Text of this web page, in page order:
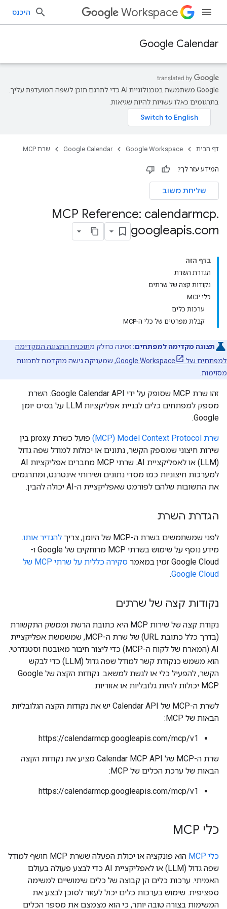
Workspace היכנס
Google Calendar
‫Google משתמשת בטכנולוגיית AI כדי לתרגם תוכן לשפה המועדפת עליך.
בתרגומים כאלו עשויות להיות שגיאות.
דף הבית Google Workspace
Google Calendar שרת MCP
המידע עזר לך?
שליחת משוב
MCP Reference: calendarmcp.
googleapis.com
בדף הזה
הגדרת השרת
נקודות קצה של שרתים
כלי MCP
ערכות כלים
קבלת מפרטים של כלי ה-MCP
תצוגה מקדימה למפתחים: זמינה כחלק מתוכנית התצוגה המקדימה
למפתחים של Google Workspace
, שמעניקה גישה מוקדמת לתכונות
מסוימות.
זהו שרת MCP שסופק על ידי Google Calendar API. השרת
מספק למפתחים כלים לבניית אפליקציות LLM על בסיס יומן
Google.
שרת Model Context Protocol‏ (MCP)
פועל כשרת proxy בין
שירות חיצוני שמספק הקשר, נתונים או יכולות למודל שפה גדול
(LLM) או לאפליקציית AI. שרתי MCP מחברים אפליקציות AI
למערכות חיצוניות כמו מסדי נתונים ושירותי אינטרנט, ומתרגמים
את התשובות שלהם לפורמט שאפליקציית ה-AI יכולה להבין.
הגדרת השרת
לפני שמשתמשים בשרת ה-MCP של היומן, צריך להגדיר אותו.
מידע נוסף על שימוש בשרתי MCP מרוחקים של Google ו-
Google Cloud זמין במאמר
סקירה כללית על שרתי MCP של
Google Cloud
.
נקודות קצה של שרתים
נקודת קצה של שירות MCP היא כתובת הרשת וממשק התקשורת
(בדרך כלל כתובת URL) של שרת ה-MCP, שמשמשת אפליקציית
AI (המארח של לקוח ה-MCP) כדי ליצור חיבור מאובטח וסטנדרטי.
הוא משמש כנקודת קשר למודל שפה גדול (LLM) כדי לבקש
הקשר, להפעיל כלי או לגשת למשאב. נקודות הקצה של Google
MCP יכולות להיות גלובליות או אזוריות.
לשרת ה-MCP של Calendar API יש את נקודות הקצה הגלובליות
הבאות של MCP:
https://calendarmcp.googleapis.com/mcp/v1
שרת ה-MCP של Calendar MCP API מציע את נקודות הקצה
הבאות של ערכת הכלים של MCP:
https://calendarmcp.googleapis.com/mcp/v1
כלי MCP
כלי MCP
הוא פונקציה או יכולת הפעלה ששרת MCP חושף למודל
שפה גדול (LLM) או לאפליקציית AI כדי לבצע פעולה בעולם
האמיתי. ערכות כלים הן קבוצה של כלים שימושיים למשימה
ספציפית. שימוש בערכות כלים יכול לעזור לסוכן לבצע את
המשימות בצורה טובה יותר, כי הוא מצמצם את מספר הכלים